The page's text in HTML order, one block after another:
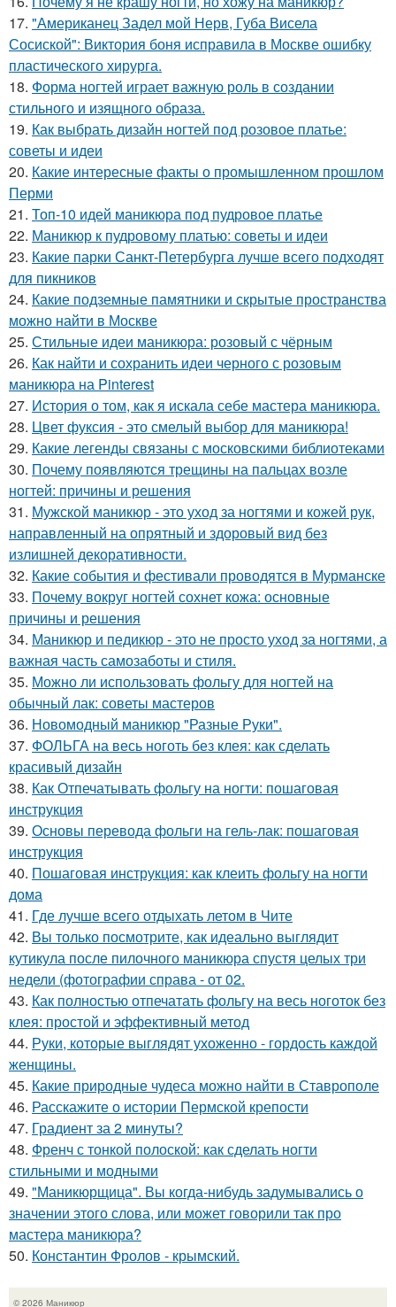
17. "Американец Задел мой Нерв, Губа Висела
Сосиской": Виктория боня исправила в Москве ошибку
пластического хирурга.
18. Форма ногтей играет важную роль в создании
стильного и изящного образа.
19. Как выбрать дизайн ногтей под розовое платье:
советы и идеи
20. Какие интересные факты о промышленном прошлом
Перми
21. Топ-10 идей маникюра под пудровое платье
22. Маникюр к пудровому платью: советы и идеи
23. Какие парки Санкт-Петербурга лучше всего подходят
для пикников
24. Какие подземные памятники и скрытые пространства
можно найти в Москве
25. Стильные идеи маникюра: розовый с чёрным
26. Как найти и сохранить идеи черного с розовым
маникюра на Pinterest
27. История о том, как я искала себе мастера маникюра.
28. Цвет фуксия - это смелый выбор для маникюра!
29. Какие легенды связаны с московскими библиотеками
30. Почему появляются трещины на пальцах возле
ногтей: причины и решения
31. Мужской маникюр - это уход за ногтями и кожей рук,
направленный на опрятный и здоровый вид без
излишней декоративности.
32. Какие события и фестивали проводятся в Мурманске
33. Почему вокруг ногтей сохнет кожа: основные
причины и решения
34. Маникюр и педикюр - это не просто уход за ногтями, а
важная часть самозаботы и стиля.
35. Можно ли использовать фольгу для ногтей на
обычный лак: советы мастеров
36. Новомодный маникюр "Разные Руки".
37. ФОЛЬГА на весь ноготь без клея: как сделать
красивый дизайн
38. Как Отпечатывать фольгу на ногти: пошаговая
инструкция
39. Основы перевода фольги на гель-лак: пошаговая
инструкция
40. Пошаговая инструкция: как клеить фольгу на ногти
дома
41. Где лучше всего отдыхать летом в Чите
42. Вы только посмотрите, как идеально выглядит
кутикула после пилочного маникюра спустя целых три
недели (фотографии справа - от 02.
43. Как полностью отпечатать фольгу на весь ноготок без
клея: простой и эффективный метод
44. Руки, которые выглядят ухоженно - гордость каждой
женщины.
45. Какие природные чудеса можно найти в Ставрополе
46. Расскажите о истории Пермской крепости
47. Градиент за 2 минуты?
48. Френч с тонкой полоской: как сделать ногти
стильными и модными
49. "Маникюрщица". Вы когда-нибудь задумывались о
значении этого слова, или может говорили так про
мастера маникюра?
50. Константин Фролов - крымский.
© 2026 Маникюр